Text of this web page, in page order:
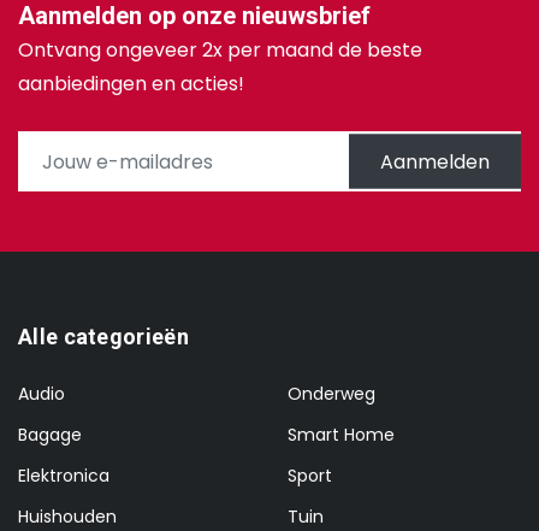
Aanmelden op onze nieuwsbrief
Ontvang ongeveer 2x per maand de beste
aanbiedingen en acties!
Aanmelden
Alle categorieën
Audio
Bagage
Elektronica
Huishouden
Onderweg
Smart Home
Sport
Tuin